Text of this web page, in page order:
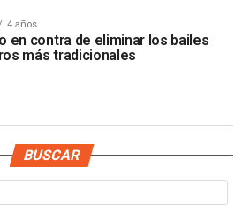
4 años
en contra de eliminar los bailes
más tradicionales
BUSCAR